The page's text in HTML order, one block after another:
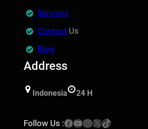
Services
Contact Us
Blog
Address
Indonesia 24 H
Follow Us :Facebook YouTube Instagram X TikTok